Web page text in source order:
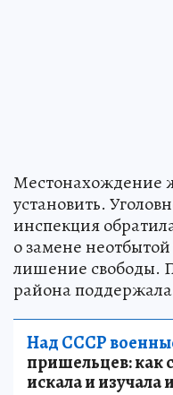
Местонахождение
установить.
инспекция
о замене
лишение свободы.
района
Над СССР
пришельцев: как
искала и изучала